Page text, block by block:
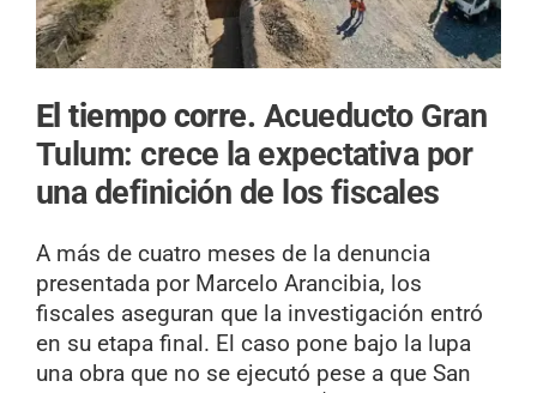
El tiempo corre. Acueducto Gran
Tulum: crece la expectativa por
una definición de los fiscales
A más de cuatro meses de la denuncia
presentada por Marcelo Arancibia, los
fiscales aseguran que la investigación entró
en su etapa final. El caso pone bajo la lupa
una obra que no se ejecutó pese a que San